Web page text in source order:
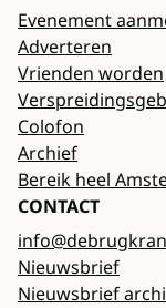
Evenement
Adverteren
Vrienden worden
Colofon
Archief
Bereik heel
CONTACT
Nieuwsbrief
Nieuwsbrief